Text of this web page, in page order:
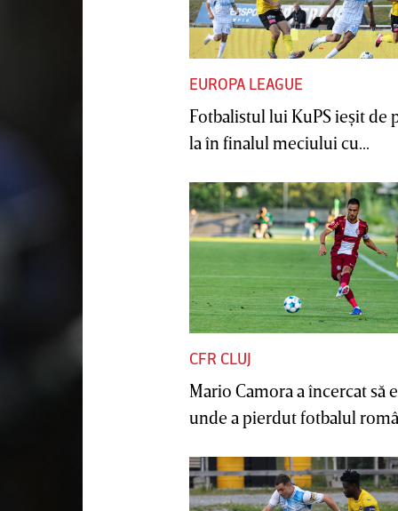
EUROPA LEAGUE
Fotbalistul lui KuPS ieşit de
la în finalul meciului cu...
CFR CLUJ
Mario Camora a încercat să
unde a pierdut fotbalul